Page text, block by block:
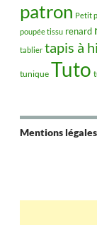
patron Petit
poupée tissu renard
tablier tapis à
tunique Tuto
Mentions légales